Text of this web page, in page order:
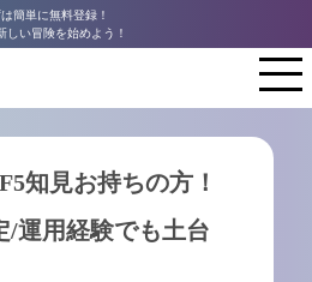
は簡単に無料登録！
しい冒険を始めよう！
知見お持ちの方！
/運用経験でも土台